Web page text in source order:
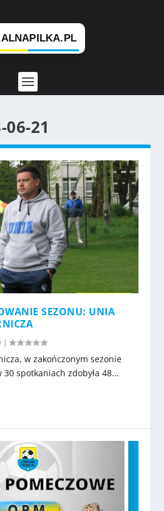
06-21
SEZONU: UNIA
|
w zakończonym sezonie
30 spotkaniach zdobyła 48...